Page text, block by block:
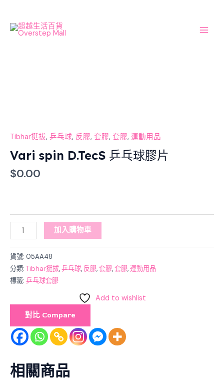
content
Tibhar挺拔, 乒乓球, 反膠, 套膠, 套膠, 運動用品
Vari spin D.TecS 乒乓球膠片
$0.00
球
片
數
加入購物車
貨號: 05AA48
分類: Tibhar挺拔,乒乓球, 反膠,套膠,套膠,運動用品
標籤: 乒乓球套膠
Add to wishlist
對比 Compare
相關商品